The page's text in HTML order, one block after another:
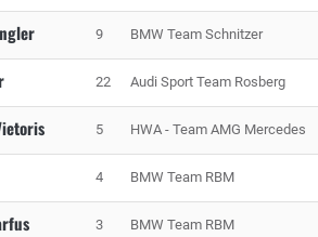
9 BMW Team Schnitzer
22 Audi Sport Team Rosberg
5 HWA - Team AMG Mercedes
4 BMW Team RBM
3 BMW Team RBM